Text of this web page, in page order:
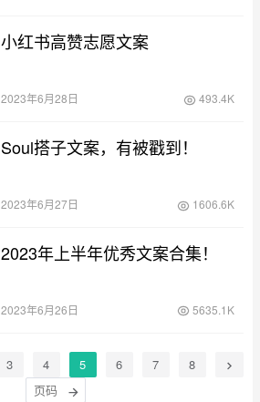
小红书高赞志愿文案
2023年6月28日 493.4K
Soul搭子文案，有被戳到！
2023年6月27日 1606.6K
2023年上半年优秀文案合集！
2023年6月26日 5635.1K
3 4 5 6 7 8